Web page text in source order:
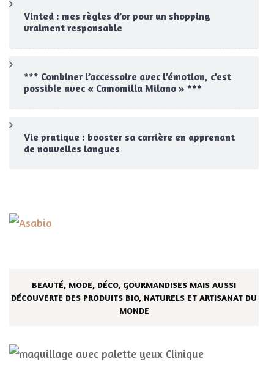
Vinted : mes règles d’or pour un shopping
vraiment responsable
*** Combiner l’accessoire avec l’émotion, c’est
possible avec « Camomilla Milano » ***
Vie pratique : booster sa carrière en apprenant
de nouvelles langues
BEAUTÉ, MODE, DÉCO, GOURMANDISES MAIS AUSSI
DÉCOUVERTE DES PRODUITS BIO, NATURELS ET ARTISANAT DU
MONDE